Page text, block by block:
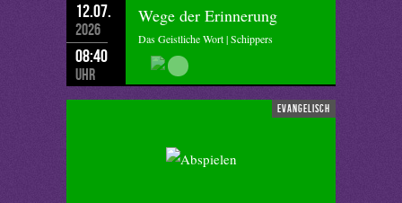
12.07.
2026
08:40
Uhr
Wege der Erinnerung
Das Geistliche Wort | Schippers
evangelisch